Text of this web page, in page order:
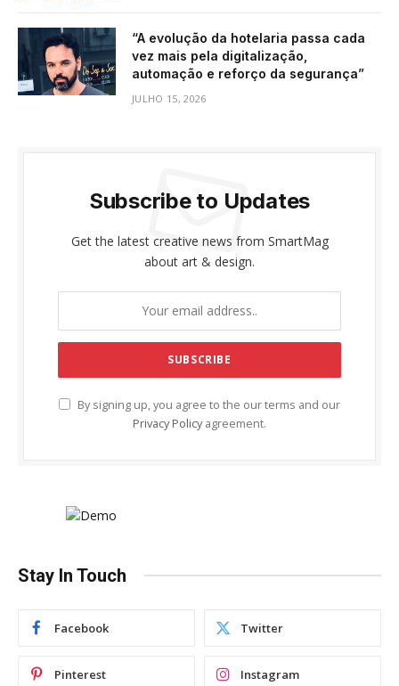
“A evolução da hotelaria passa cada
vez mais pela digitalização,
automação e reforço da segurança”
JULHO 15, 2026
Subscribe to Updates
Get the latest creative news from SmartMag
about art & design.
By signing up, you agree to the our terms and our
Privacy Policy agreement.
Stay In Touch
Facebook Twitter
Pinterest Instagram